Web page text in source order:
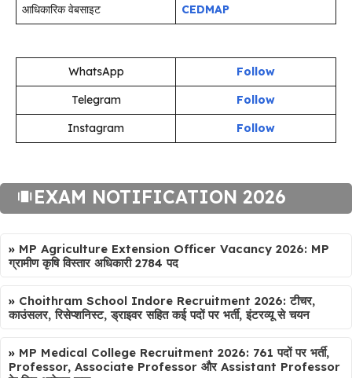
आधिकारिक वेबसाइट
CEDMAP
WhatsApp
Follow
Telegram
Follow
Instagram
Follow
EXAM NOTIFICATION 2026
» MP Agriculture Extension Officer Vacancy 2026: MP
ग्रामीण कृषि विस्तार अधिकारी 2784 पद
» Choithram School Indore Recruitment 2026: टीचर,
काउंसलर, रिसेप्शनिस्ट, ड्राइवर सहित कई पदों पर भर्ती, इंटरव्यू से चयन
» MP Medical College Recruitment 2026: 761 पदों पर भर्ती,
Professor, Associate Professor और Assistant Professor